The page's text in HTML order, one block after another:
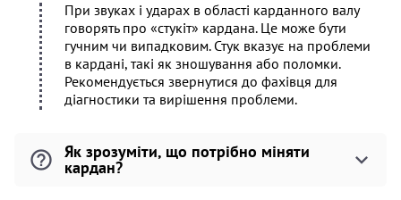
При звуках і ударах в області карданного валу
говорять про «стукіт» кардана. Це може бути
гучним чи випадковим. Стук вказує на проблеми
в кардані, такі як зношування або поломки.
Рекомендується звернутися до фахівця для
діагностики та вирішення проблеми.
Як зрозуміти, що потрібно міняти
кардан?